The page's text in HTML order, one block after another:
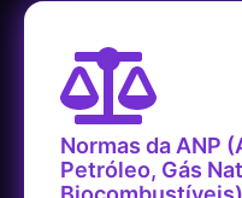
Normas da ANP
Petróleo, Gás